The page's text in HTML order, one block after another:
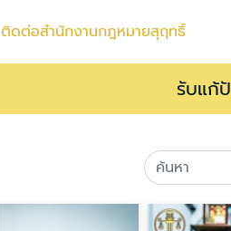
ติดต่อสำนักงานกฎหมายสุฤทธิ์
รับแก้